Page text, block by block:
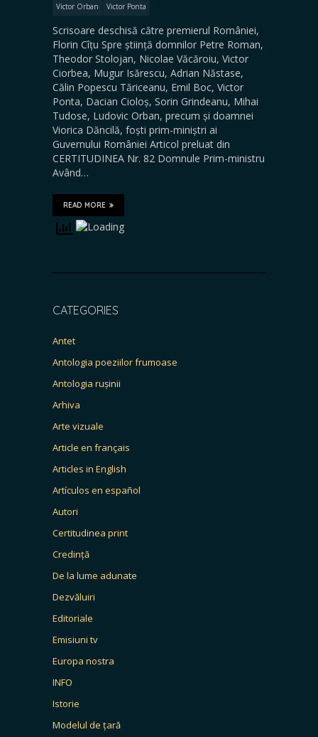
Victor Orban
Victor Ponta
Scrisoare deschisă către premierul României,
Florin Cîțu Spre știință domnilor Petre Roman,
Theodor Stolojan, Nicolae Văcăroiu, Victor
Ciorbea, Mugur Isărescu, Adrian Năstase,
Călin Popescu Tăriceanu, Emil Boc, Victor
Ponta, Dacian Cioloș, Sorin Grindeanu, Mihai
Tudose, Ludovic Orban, precum și doamnei
Viorica Dăncilă, foști prim-miniștri ai
Guvernului României Articol preluat din
CERTITUDINEA Nr. 82 Domnule Prim-ministru
Având…
READ MORE
CATEGORIES
Antet
Antologia poeziilor frumoase
Antologia rușinii
Arhiva
Arte vizuale
Article en français
Articles in English
Artículos en español
Autori
Certitudinea print
Credință
De la lume adunate
Dezvăluiri
Editoriale
Emisiuni tv
Europa nostra
INFO
Istorie
Modelul de țară